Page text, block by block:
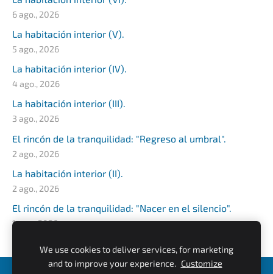
6 ago., 2026
La habitación interior (V).
5 ago., 2026
La habitación interior (IV).
4 ago., 2026
La habitación interior (III).
3 ago., 2026
El rincón de la tranquilidad: "Regreso al umbral".
2 ago., 2026
La habitación interior (II).
2 ago., 2026
El rincón de la tranquilidad: "Nacer en el silencio".
1 ago., 2026
We use cookies to deliver services, for marketing
and to improve your experience. Customize